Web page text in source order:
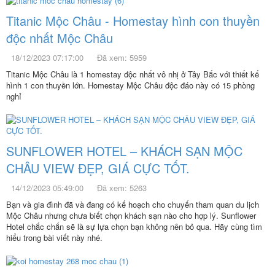
Titanic Mộc Châu - Homestay hình con thuyền
độc nhất Mộc Châu
18/12/2023 07:17:00
Đã xem: 5959
Titanic Mộc Châu là 1 homestay độc nhất vô nhị ở Tây Bắc với thiết kế
hình 1 con thuyền lớn. Homestay Mộc Châu độc đáo này có 15 phòng
nghỉ
SUNFLOWER HOTEL – KHÁCH SẠN MỘC
CHÂU VIEW ĐẸP, GIÁ CỰC TỐT.
14/12/2023 05:49:00
Đã xem: 5263
Bạn và gia đình đã và đang có kế hoạch cho chuyến tham quan du lịch
Mộc Châu nhưng chưa biết chọn khách sạn nào cho hợp lý. Sunflower
Hotel chắc chắn sẽ là sự lựa chọn bạn không nên bỏ qua. Hãy cùng tìm
hiểu trong bài viết này nhé.